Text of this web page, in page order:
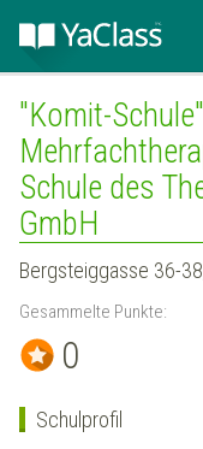
"Komit-
Schule des
GmbH
Bergsteiggasse 36-
Gesammelte Punkte:
0
Schulprofil